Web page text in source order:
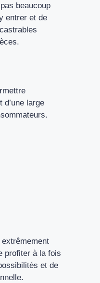
beaucoup
entrer et de
large
extrêmement
profiter à la fois
et de